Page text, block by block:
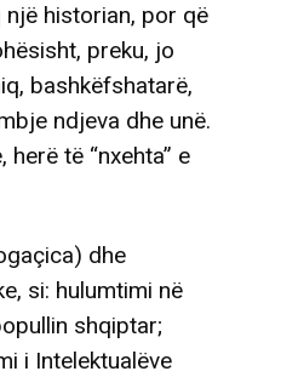
historian, por që
preku, jo
bashkëfshatarë,
ndjeva dhe unë.
të “nxehta” e
dhe
si: hulumtimi në
shqiptar;
i Intelektualëve